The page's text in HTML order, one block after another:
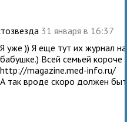
31 января в 16:37
Я уже )) Я еще тут их журнал
бабушке.) Всей семьей
http://magazine.med-info.ru/
А так вроде скоро должен